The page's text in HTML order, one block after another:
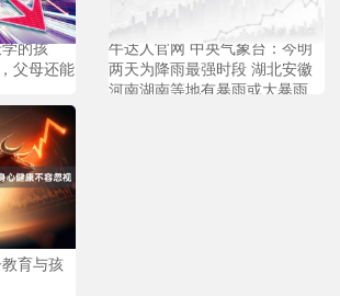
的孩
父母还能
牛达人官网 中央气象台：今明
两天为降雨最强时段 湖北安徽
河南湖南等地有暴雨或大暴雨
育与孩